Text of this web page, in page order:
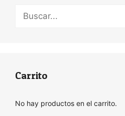
Carrito
No hay productos en el carrito.